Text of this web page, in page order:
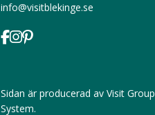
info@visitblekinge.se
Sidan är producerad av Visit Group
System.